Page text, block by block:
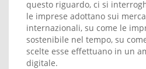
questo riguardo, ci si
le imprese adottano sui
internazionali, su come le
sostenibile nel tempo, su
scelte esse effettuano in un
digitale.